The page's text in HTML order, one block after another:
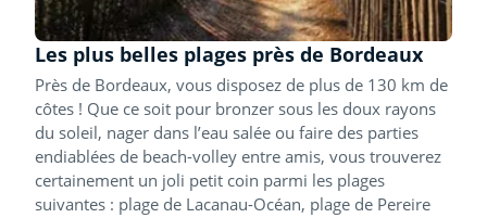
Les plus belles plages près de Bordeaux
Près de Bordeaux, vous disposez de plus de 130 km de
côtes ! Que ce soit pour bronzer sous les doux rayons
du soleil, nager dans l’eau salée ou faire des parties
endiablées de beach-volley entre amis, vous trouverez
certainement un joli petit coin parmi les plages
suivantes : plage de Lacanau-Océan, plage de Pereire